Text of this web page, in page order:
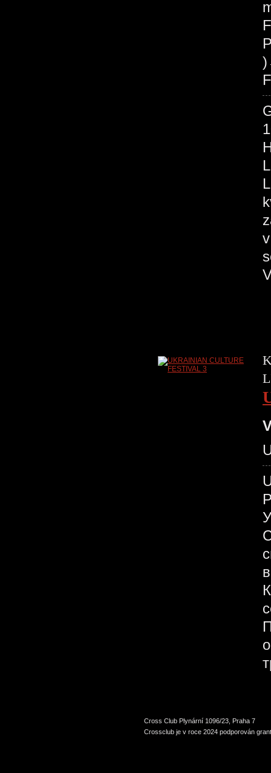
Cross Club Plynární 1096/23, Praha 7
Crossclub je v roce 2024 podporován